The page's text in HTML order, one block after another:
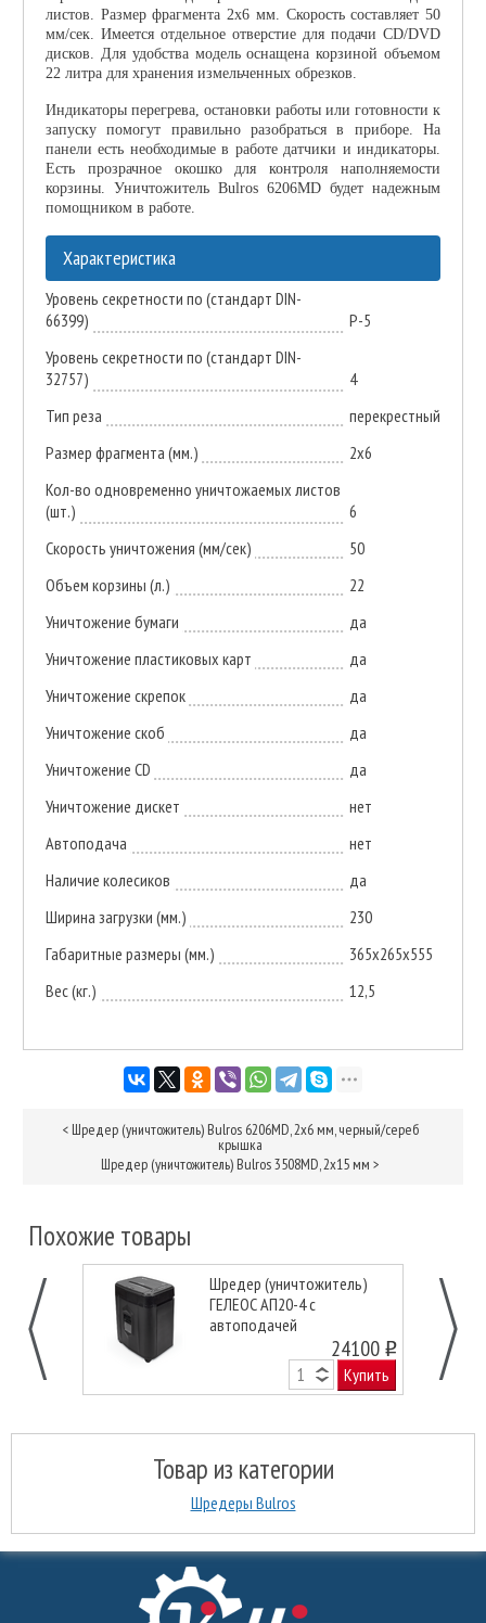
листов. Размер фрагмента 2х6 мм. Скорость составляет 50
мм/сек. Имеется отдельное отверстие для подачи CD/DVD
дисков. Для удобства модель оснащена корзиной объемом
22 литра для хранения измельченных обрезков.
Индикаторы перегрева, остановки работы или готовности к
запуску помогут правильно разобраться в приборе. На
панели есть необходимые в работе датчики и индикаторы.
Есть прозрачное окошко для контроля наполняемости
корзины. Уничтожитель Bulros 6206MD будет надежным
помощником в работе.
Характеристика
Уровень секретности по (стандарт DIN-
66399)
P-5
Уровень секретности по (стандарт DIN-
32757)
4
Тип реза
перекрестный
Размер фрагмента (мм.)
2х6
Кол-во одновременно уничтожаемых листов
(шт.)
6
Скорость уничтожения (мм/сек)
50
Объем корзины (л.)
22
Уничтожение бумаги
да
Уничтожение пластиковых карт
да
Уничтожение скрепок
да
Уничтожение скоб
да
Уничтожение CD
да
Уничтожение дискет
нет
Автоподача
нет
Наличие колесиков
да
Ширина загрузки (мм.)
230
Габаритные размеры (мм.)
365х265х555
Вес (кг.)
12,5
< Шредер (уничтожитель) Bulros 6206MD, 2х6 мм, черный/сереб
крышка
Шредер (уничтожитель) Bulros 3508MD, 2х15 мм >
Похожие товары
Шредер (уничтожитель)
ГЕЛЕОС АП20-4 с
автоподачей
24100 o
Купить
Товар из категории
Шредеры Bulros